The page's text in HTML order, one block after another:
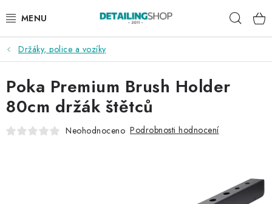
na
AKCE
NOVINKY
EXTERIÉR
Držáky, police a vozíky
Poka Premium Brush Holder
80cm držák štětců
Neohodnoceno Podrobnosti hodnocení